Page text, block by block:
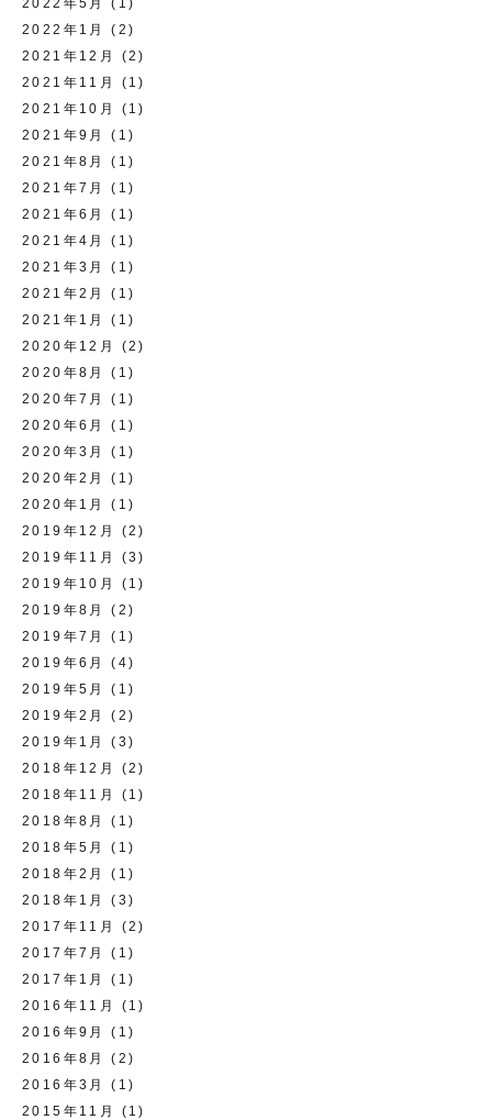
2022年5月
(1)
2022年1月
(2)
2021年12月
(2)
2021年11月
(1)
2021年10月
(1)
2021年9月
(1)
2021年8月
(1)
2021年7月
(1)
2021年6月
(1)
2021年4月
(1)
2021年3月
(1)
2021年2月
(1)
2021年1月
(1)
2020年12月
(2)
2020年8月
(1)
2020年7月
(1)
2020年6月
(1)
2020年3月
(1)
2020年2月
(1)
2020年1月
(1)
2019年12月
(2)
2019年11月
(3)
2019年10月
(1)
2019年8月
(2)
2019年7月
(1)
2019年6月
(4)
2019年5月
(1)
2019年2月
(2)
2019年1月
(3)
2018年12月
(2)
2018年11月
(1)
2018年8月
(1)
2018年5月
(1)
2018年2月
(1)
2018年1月
(3)
2017年11月
(2)
2017年7月
(1)
2017年1月
(1)
2016年11月
(1)
2016年9月
(1)
2016年8月
(2)
2016年3月
(1)
2015年11月
(1)